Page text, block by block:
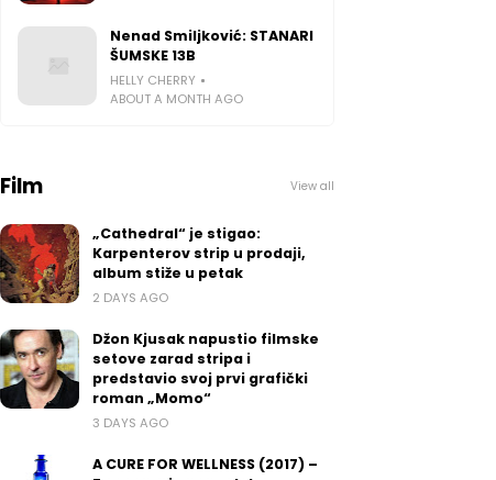
Nenad Smiljković: STANARI
ŠUMSKE 13B
HELLY CHERRY
ABOUT A MONTH AGO
Film View all
„Cathedral“ je stigao:
Karpenterov strip u prodaji,
album stiže u petak
2 DAYS AGO
Džon Kjusak napustio filmske
setove zarad stripa i
predstavio svoj prvi grafički
roman „Momo“
3 DAYS AGO
A CURE FOR WELLNESS (2017) –